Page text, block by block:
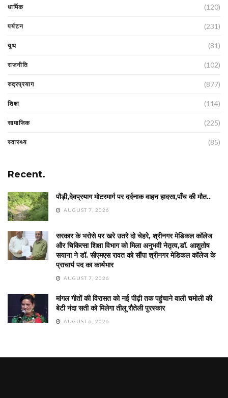
धार्मिक (120)
पर्यटन (231)
यूथ (81)
राजनीति (102)
रुद्रप्रयाग (877)
शिक्षा (114)
सामाजिक (225)
स्वास्थ्य (85)
Recent.
पौड़ी,देवप्रयाग मोटरमार्ग पर दर्दनाक वाहन हादसा,पाँच की मौत..
AUGUST 7, 2026
सरकार के भरोसे पर खरे उतरे दो चेहरे, श्रीनगर मेडिकल कॉलेज
और चिकित्सा शिक्षा विभाग को मिला अनुभवी नेतृत्व,डॉ. आशुतोष
सयाना ने डॉ. सीएमएस रावत को सौंपा श्रीनगर मेडिकल कॉलेज के
प्राचार्य पद का कार्यभार
AUGUST 7, 2026
मांगल गीतों की विरासत को नई पीढ़ी तक पहुंचाने वाली चमोली की
बेटी नंदा सती को मिलेगा तीलू रौतेली पुरस्कार
AUGUST 6, 2026